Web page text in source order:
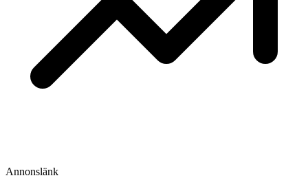
Annonslänk